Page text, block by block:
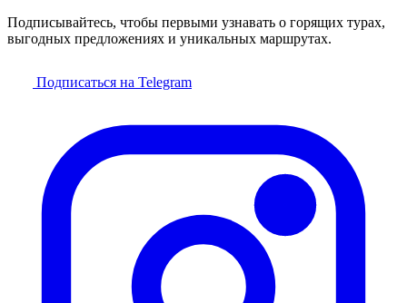
Подписывайтесь, чтобы первыми узнавать о горящих турах,
выгодных предложениях и уникальных маршрутах.
Подписаться на Telegram